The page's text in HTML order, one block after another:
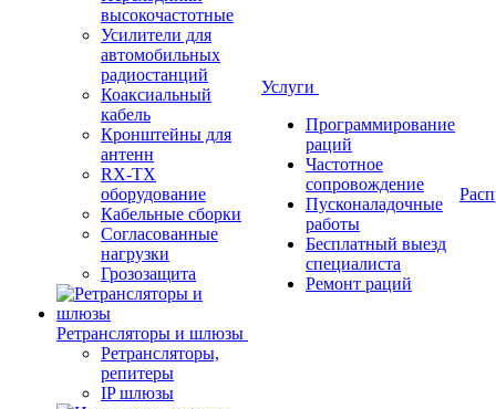
высокочастотные
Усилители для
автомобильных
радиостанций
Коаксиальный
кабель
Кронштейны для
антенн
RX-TX
оборудование
Кабельные сборки
Согласованные
нагрузки
Грозозащита
Ретрансляторы и шлюзы
Ретрансляторы,
репитеры
IP шлюзы
Услуги
Программирование
раций
Частотное
сопровождение
Пусконаладочные
работы
Бесплатный выезд
специалиста
Ремонт раций